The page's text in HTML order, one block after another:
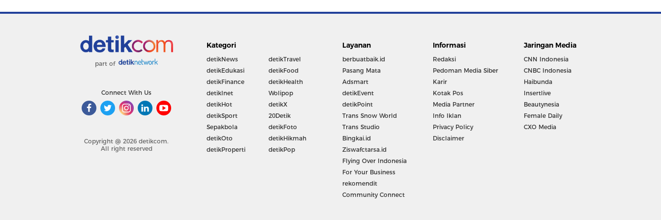
part of
Connect With Us
Copyright @ 2026 detikcom.
All right reserved
Kategori
detikNews
detikEdukasi
detikFinance
detikInet
detikHot
detikSport
Sepakbola
detikOto
detikProperti
detikTravel
detikFood
detikHealth
Wolipop
detikX
20Detik
detikFoto
detikHikmah
detikPop
Layanan
berbuatbaik.id
Pasang Mata
Adsmart
detikEvent
detikPoint
Trans Snow World
Trans Studio
Bingkai.id
Ziswafctarsa.id
Flying Over Indonesia
For Your Business
rekomendit
Community Connect
Informasi
Redaksi
Pedoman Media Siber
Karir
Kotak Pos
Media Partner
Info Iklan
Privacy Policy
Disclaimer
Jaringan Media
CNN Indonesia
CNBC Indonesia
Haibunda
Insertlive
Beautynesia
Female Daily
CXO Media